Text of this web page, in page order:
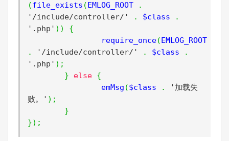
(file_exists ( EMLOG_ROOT
.
'/include/controller/'
. $class
.
'.php' ))
{
		require_once
(
.
'/include/controller/' . $class
.
'.php' );
}
else {
		emMsg
($class .
'加载失
败。' );
}
});